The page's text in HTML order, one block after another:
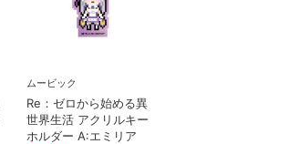
ムービック
Re：ゼロから始める異
世界生活 アクリルキー
ホルダー A:エミリア